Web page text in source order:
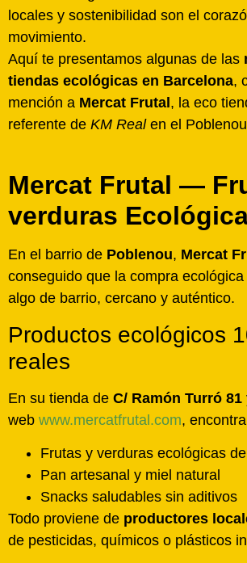
locales y sostenibilidad son el
movimiento.
Aquí te presentamos algunas de las
tiendas ecológicas en Barcelona,
mención a Mercat Frutal , la eco
referente de KM Realen el
Mercat Frutal —
verduras
En el barrio de Poblenou, Mercat
conseguido que la compra
algo de barrio, cercano y auténtico.
Productos ecológicos
reales
En su tienda de C/ Ramón Turró 81
web www.mercatfrutal.com,
Frutas y verduras ecológicas
Pan artesanal y miel natural
Snacks saludables sin aditivos
Todo proviene de productores
de pesticidas, químicos o plásticos